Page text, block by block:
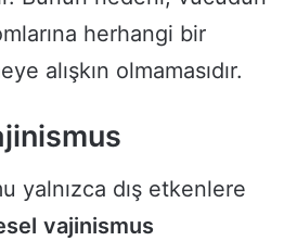
herhangi bir
alışkın olmamasıdır.
yalnızca dış etkenlere
vajinismus